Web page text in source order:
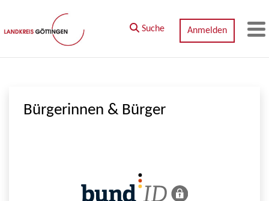
Zum Hauptinhalt springen
Suche Anmelden
Bürgerinnen & Bürger